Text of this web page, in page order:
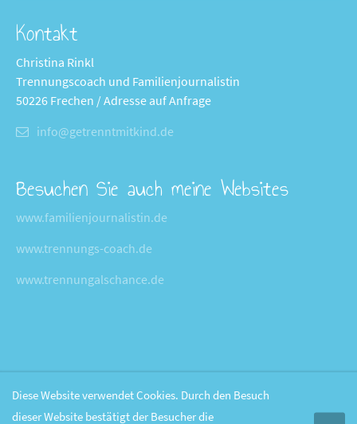
Kontakt
Christina Rinkl
Trennungscoach und Familienjournalistin
50226 Frechen / Adresse auf Anfrage
info@getrenntmitkind.de
Besuchen Sie auch meine Websites
www.familienjournalistin.de
www.trennungs-coach.de
www.trennungalschance.de
Diese Website verwendet Cookies. Durch den Besuch
dieser Website bestätigt der Besucher die